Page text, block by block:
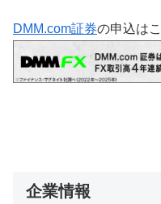
DMM.com証券の申込は
企業情報